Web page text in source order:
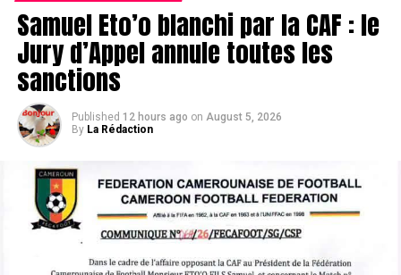
Samuel Eto’o blanchi par la CAF : le
Jury d’Appel annule toutes les
sanctions
Published 12 hours ago on August 5, 2026
By La Rédaction